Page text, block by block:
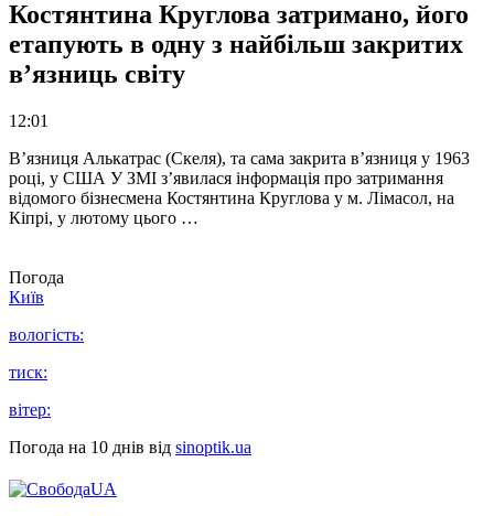
Костянтина Круглова затримано, його
етапують в одну з найбільш закритих
в’язниць світу
12:01
В’язниця Алькатрас (Скеля), та сама закрита в’язниця у 1963
році, у США У ЗМІ з’явилася інформація про затримання
відомого бізнесмена Костянтина Круглова у м. Лімасол, на
Кіпрі, у лютому цього …
Погода
Київ
вологість:
тиск:
вітер:
Погода на 10 днів від sinoptik.ua